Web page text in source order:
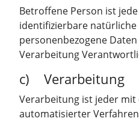
Betroffene Person ist
identifizierbare natürliche
personenbezogene
Verarbeitung
c) Verarbeitung
Verarbeitung ist jeder
automatisierter